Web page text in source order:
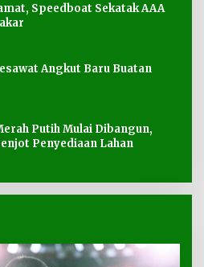
Speedboat Sekatak AAA
Angkut Baru Buatan
Putih Mulai Dibangun,
Penyediaan Lahan